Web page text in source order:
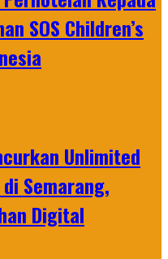
SOS Children’s
Unlimited
Semarang,
Digital